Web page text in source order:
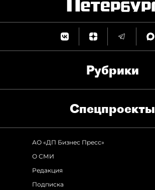
Рубрики
Спец­проекты
АО «ДП Бизнес Пресс»
О СМИ
Редакция
Подписка